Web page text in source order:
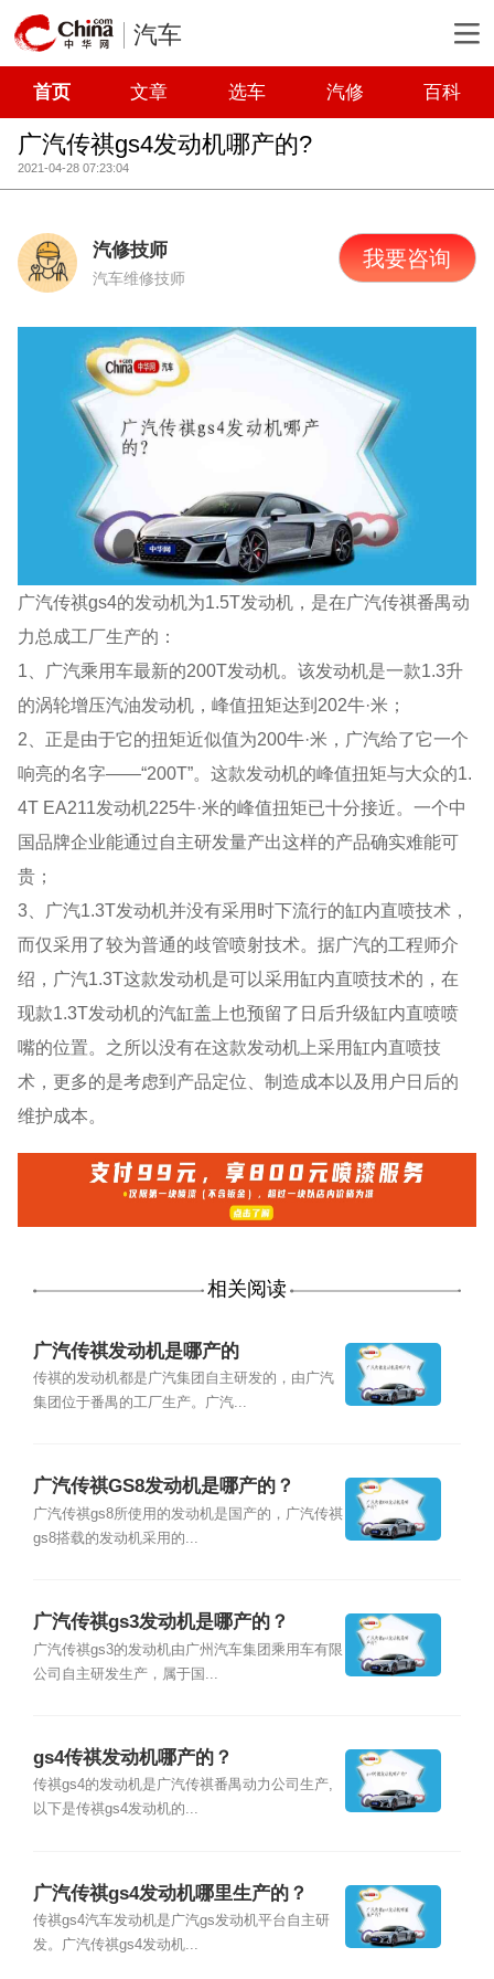
汽车
首页 文章 选车 汽修 百科
广汽传祺gs4发动机哪产的?
2021-04-28 07:23:04
汽修技师
汽车维修技师
我要咨询
广汽传祺gs4的发动机为1.5T发动机，是在广汽传祺番禺动
力总成工厂生产的：
1、广汽乘用车最新的200T发动机。该发动机是一款1.3升
的涡轮增压汽油发动机，峰值扭矩达到202牛·米；
2、正是由于它的扭矩近似值为200牛·米，广汽给了它一个
响亮的名字——“200T”。这款发动机的峰值扭矩与大众的1.
4T EA211发动机225牛·米的峰值扭矩已十分接近。一个中
国品牌企业能通过自主研发量产出这样的产品确实难能可
贵；
3、广汽1.3T发动机并没有采用时下流行的缸内直喷技术，
而仅采用了较为普通的歧管喷射技术。据广汽的工程师介
绍，广汽1.3T这款发动机是可以采用缸内直喷技术的，在
现款1.3T发动机的汽缸盖上也预留了日后升级缸内直喷喷
嘴的位置。之所以没有在这款发动机上采用缸内直喷技
术，更多的是考虑到产品定位、制造成本以及用户日后的
维护成本。
相关阅读
广汽传祺发动机是哪产的
传祺的发动机都是广汽集团自主研发的，由广汽
集团位于番禺的工厂生产。广汽...
广汽传祺GS8发动机是哪产的？
广汽传祺gs8所使用的发动机是国产的，广汽传祺
gs8搭载的发动机采用的...
广汽传祺gs3发动机是哪产的？
广汽传祺gs3的发动机由广州汽车集团乘用车有限
公司自主研发生产，属于国...
gs4传祺发动机哪产的？
传祺gs4的发动机是广汽传祺番禺动力公司生产,
以下是传祺gs4发动机的...
广汽传祺gs4发动机哪里生产的？
传祺gs4汽车发动机是广汽gs发动机平台自主研
发。广汽传祺gs4发动机...